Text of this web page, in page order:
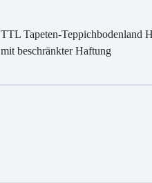
TTL Tapeten-Teppichbodenland
mit beschränkter Haftung